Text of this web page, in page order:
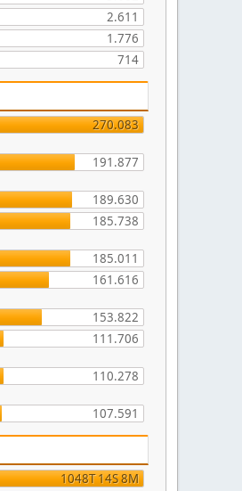
2.611
1.776
714
270.083
191.877
189.630
185.738
185.011
161.616
153.822
111.706
110.278
107.591
1048T 14S 8M